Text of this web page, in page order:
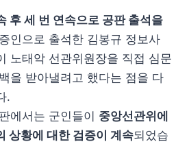
후 세 번 연속으로 공판 출석을
인으로 출석한 김봉규 정보사
노태악 선관위원장을 직접 심문
을 받아낼려고 했다는 점을 다
.
에서는 군인들이 중앙선관위에
상황에 대한 검증이 계속되었습